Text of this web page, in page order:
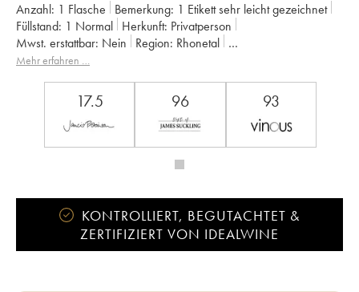
Anzahl: 1 Flasche Bemerkung: 1 Etikett sehr leicht gezeichnet
Füllstand: 1 Normal Herkunft:
privatperson
Mwst. erstattbar:
nein Region:
Rhonetal
Appellation: Saint-Joseph
Mehr erfahren …
17.5 96 93
KONTROLLIERT, BEGUTACHTET &
ZERTIFIZIERT VON IDEALWINE